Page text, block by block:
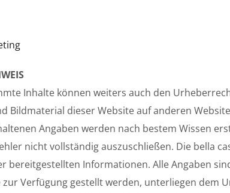
Inhalte können weiters auch den
Bildmaterial dieser Website auf anderen
Angaben werden nach bestem Wissen
nicht vollständig auszuschließen. Die bella
Informationen. Alle Angaben
Verfügung gestellt werden, unterliegen dem